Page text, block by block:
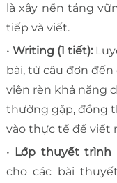
là xây nền tảng
tiếp và viết.
• Writing (1 tiết):
bài, từ câu đơn đến
viên rèn khả năng
thường gặp, đồng
vào thực tế để viết
• Lớp thuyết trình
cho các bài